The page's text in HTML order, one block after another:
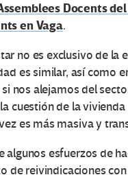
Docents
en Vaga.
no es exclusivo de la
es similar, así como
nos alejamos del
cuestión de la vivienda
es más masiva y
algunos esfuerzos de
de reivindicaciones